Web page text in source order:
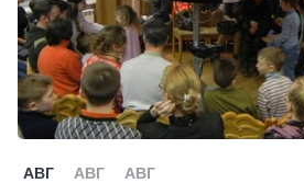
АВГ АВГ АВГ